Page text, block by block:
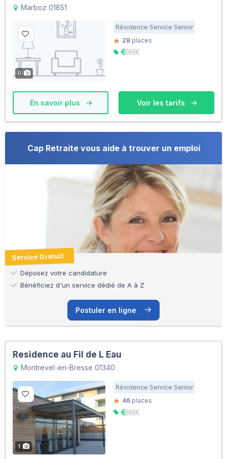
Marboz 01851
0
Résidence Service Senior
28 places
En savoir plus Voir les tarifs
Cap Retraite vous aide à trouver un emploi
Service Gratuit
Déposez votre candidature
Bénéficiez d'un service dédié de A à Z
Postuler en ligne
Residence au Fil de L Eau
Montrevel-en-Bresse 01340
1
Résidence Service Senior
46 places